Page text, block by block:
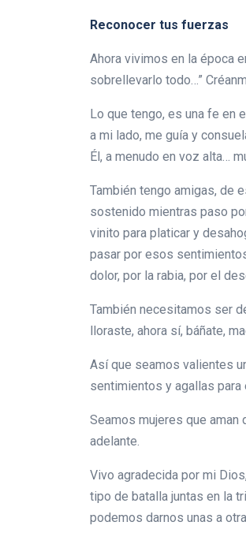
Reconocer tus fuerzas
Ahora vivimos en la época
sobrellevarlo todo…”
Lo que tengo, es una fe en
a mi lado, me guía y
Él, a menudo en voz alta…
También tengo amigas, de
sostenido mientras paso
vinito para platicar y
pasar por esos
dolor, por la rabia, por el
También necesitamos ser
lloraste, ahora sí, báñate,
Así que seamos valientes
sentimientos y agallas
Seamos mujeres que aman
adelante.
Vivo agradecida por mi
tipo de batalla juntas en la
podemos darnos unas a